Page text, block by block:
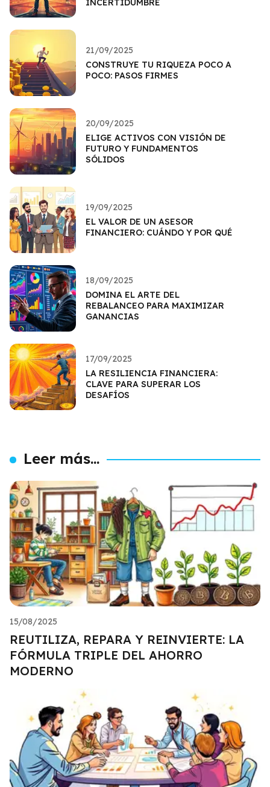
INCERTIDUMBRE
21/09/2025
CONSTRUYE TU RIQUEZA POCO A
POCO: PASOS FIRMES
20/09/2025
ELIGE ACTIVOS CON VISIÓN DE
FUTURO Y FUNDAMENTOS
SÓLIDOS
19/09/2025
EL VALOR DE UN ASESOR
FINANCIERO: CUÁNDO Y POR QUÉ
18/09/2025
DOMINA EL ARTE DEL
REBALANCEO PARA MAXIMIZAR
GANANCIAS
17/09/2025
LA RESILIENCIA FINANCIERA:
CLAVE PARA SUPERAR LOS
DESAFÍOS
Leer más...
15/08/2025
REUTILIZA, REPARA Y REINVIERTE: LA
FÓRMULA TRIPLE DEL AHORRO
MODERNO